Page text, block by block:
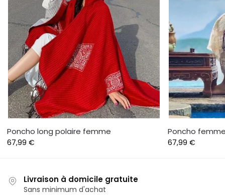
Poncho long polaire femme
67,99 €
Poncho
67,99 €
Livraison à domicile gratuite
Sans minimum d'achat